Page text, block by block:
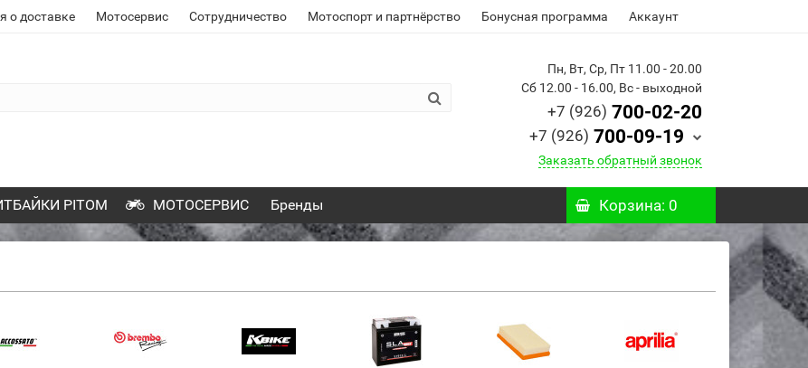
о доставке Мотосервис Сотрудничество Мотоспорт и партнёрство Бонусная программа Аккаунт
Пн, Вт, Ср, Пт 11.00 - 20.00
Сб 12.00 - 16.00, Вс - выходной
+7 (926) 700-02-20
+7 (926) 700-09-19
Заказать обратный звонок
PITOM МОТОСЕРВИС Бренды Корзина: 0